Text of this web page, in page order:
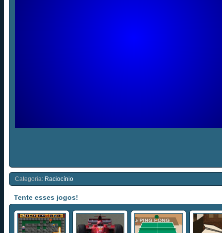
Categoria: Raciocínio
Tente esses jogos!